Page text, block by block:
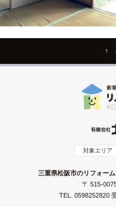
↑
対象エリア
三重県松阪市のリフォー
〒 515-
TEL. 0598252820